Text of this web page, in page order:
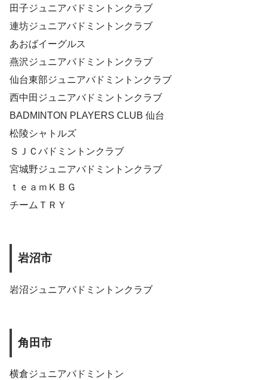
田子ジュニアバドミントンクラブ
連坊ジュニアバドミントンクラブ
あおばイーグルス
燕沢ジュニアバドミントンクラブ
仙台東部ジュニアバドミントンクラブ
西中田ジュニアバドミントンクラブ
BADMINTON PLAYERS CLUB 仙台
松陵シャトルズ
ＳＪＣバドミントンクラブ
宮城野ジュニアバドミントンクラブ
ｔｅａｍＫＢＧ
チームＴＲＹ
岩沼市
岩沼ジュニアバドミントンクラブ
角田市
横倉ジュニアバドミントン